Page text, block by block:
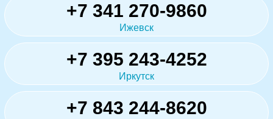
+7 341 270-9860
Ижевск
+7 395 243-4252
Иркутск
+7 843 244-8620